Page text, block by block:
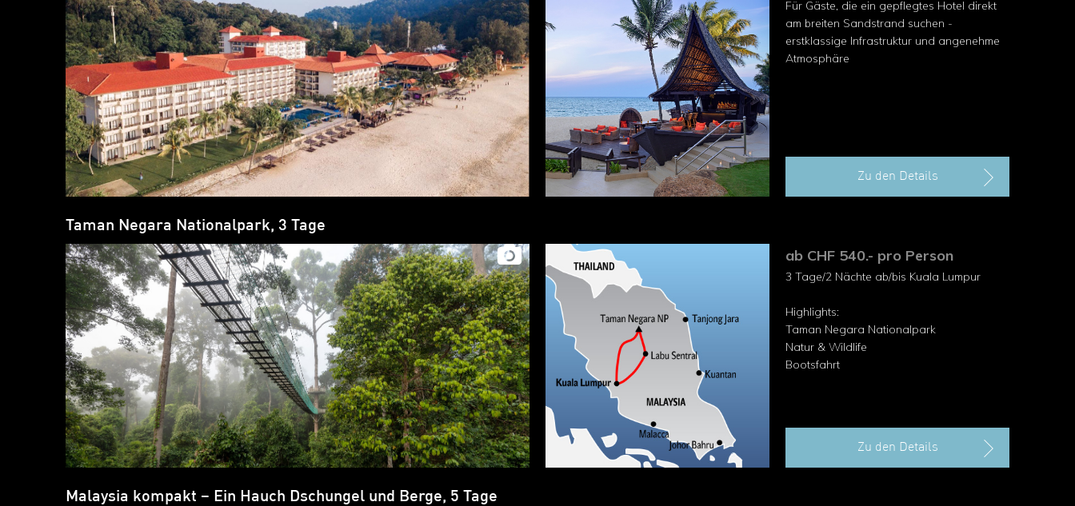
Für Gäste, die ein gepflegtes Hotel direkt
am breiten Sand­strand suchen -
erstklassige Infrastruktur und angenehme
Atmosphäre
Zu den Details
Taman Negara Nationalpark, 3 Tage
ab CHF 540.- pro Person
3 Tage/2 Nächte ab/bis Kuala Lumpur
Highlights:
Taman Negara Nationalpark
Natur & Wildlife
Bootsfahrt
Zu den Details
Malaysia kompakt – Ein Hauch Dschungel und Berge, 5 Tage